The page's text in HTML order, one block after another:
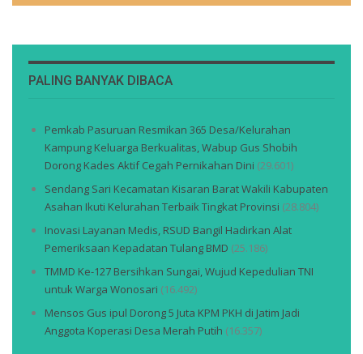
PALING BANYAK DIBACA
Pemkab Pasuruan Resmikan 365 Desa/Kelurahan
Kampung Keluarga Berkualitas, Wabup Gus Shobih
Dorong Kades Aktif Cegah Pernikahan Dini (29.601)
Sendang Sari Kecamatan Kisaran Barat Wakili Kabupaten
Asahan Ikuti Kelurahan Terbaik Tingkat Provinsi (28.804)
Inovasi Layanan Medis, RSUD Bangil Hadirkan Alat
Pemeriksaan Kepadatan Tulang BMD (25.186)
TMMD Ke-127 Bersihkan Sungai, Wujud Kepedulian TNI
untuk Warga Wonosari (16.492)
Mensos Gus ipul Dorong 5 Juta KPM PKH di Jatim Jadi
Anggota Koperasi Desa Merah Putih (16.357)